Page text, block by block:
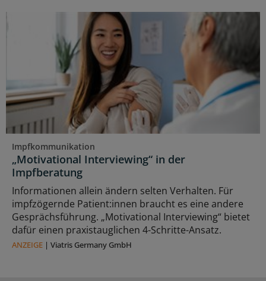
Impfkommunikation
„Motivational Interviewing“ in der
Impfberatung
Informationen allein ändern selten Verhalten. Für
impfzögernde Patient:innen braucht es eine andere
Gesprächsführung. „Motivational Interviewing“ bietet
dafür einen praxistauglichen 4-Schritte-Ansatz.
ANZEIGE | Viatris Germany GmbH